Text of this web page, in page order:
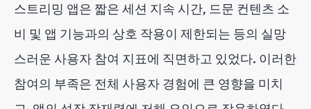
스트리밍 앱은 짧은 세션 지속 시간, 드문 컨텐츠 소
비 및 앱 기능과의 상호 작용이 제한되는 등의 실망
스러운 사용자 참여 지표에 직면하고 있었다. 이러한
참여의 부족은 전체 사용자 경험에 큰 영향을 미치